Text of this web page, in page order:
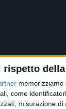
rispetto
come
misurazione